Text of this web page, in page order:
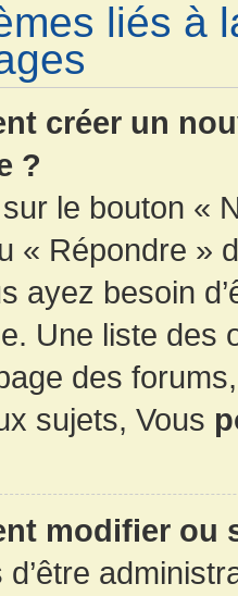
liés à
créer un
?
le bouton «
« Répondre »
ayez besoin
Une liste des
des
sujets, Vous
modifier ou
d’être